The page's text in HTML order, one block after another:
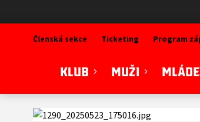
Členská sekce Ticketing Program
KLUB MUŽI